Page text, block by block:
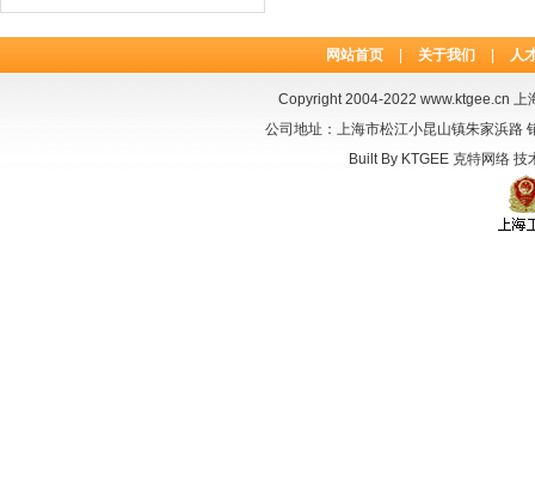
网站首页 关于我们 人
Copyright 2004-2022 www.ktgee.cn 上
公司地址：上海市松江小昆山镇朱家浜路
Built By KTGEE 克特网络技